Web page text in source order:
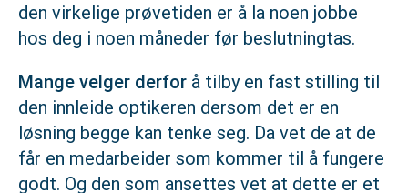
den virkelige prøvetiden er å la noen jobbe
hos deg i noen måneder før beslutningtas.
Mange velger derfor å tilby en fast stilling til
den innleide optikeren dersom det er en
løsning begge kan tenke seg. Da vet de at de
får en medarbeider som kommer til å fungere
godt. Og den som ansettes vet at dette er et